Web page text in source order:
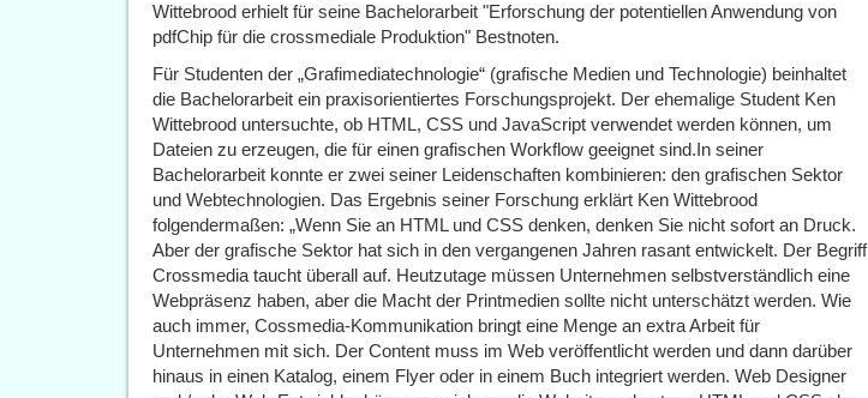
Wittebrood erhielt für seine Bachelorarbeit "Erforschung der potentiellen Anwendung von
pdfChip für die crossmediale Produktion" Bestnoten.
Für Studenten der „Grafimediatechnologie“ (grafische Medien und Technologie) beinhaltet
die Bachelorarbeit ein praxisorientiertes Forschungsprojekt. Der ehemalige Student Ken
Wittebrood untersuchte, ob HTML, CSS und JavaScript verwendet werden können, um
Dateien zu erzeugen, die für einen grafischen Workflow geeignet sind.In seiner
Bachelorarbeit konnte er zwei seiner Leidenschaften kombinieren: den grafischen Sektor
und Webtechnologien. Das Ergebnis seiner Forschung erklärt Ken Wittebrood
folgendermaßen: „Wenn Sie an HTML und CSS denken, denken Sie nicht sofort an Druck.
Aber der grafische Sektor hat sich in den vergangenen Jahren rasant entwickelt. Der Begriff
Crossmedia taucht überall auf. Heutzutage müssen Unternehmen selbstverständlich eine
Webpräsenz haben, aber die Macht der Printmedien sollte nicht unterschätzt werden. Wie
auch immer, Cossmedia-Kommunikation bringt eine Menge an extra Arbeit für
Unternehmen mit sich. Der Content muss im Web veröffentlicht werden und dann darüber
hinaus in einen Katalog, einem Flyer oder in einem Buch integriert werden. Web Designer